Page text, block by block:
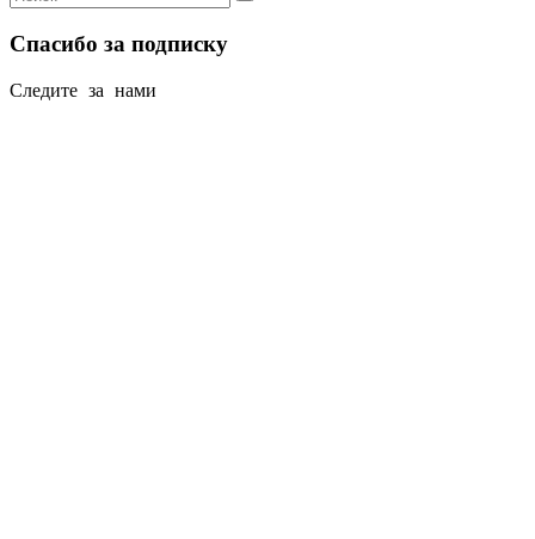
Спасибо за подписку
Следите за нами